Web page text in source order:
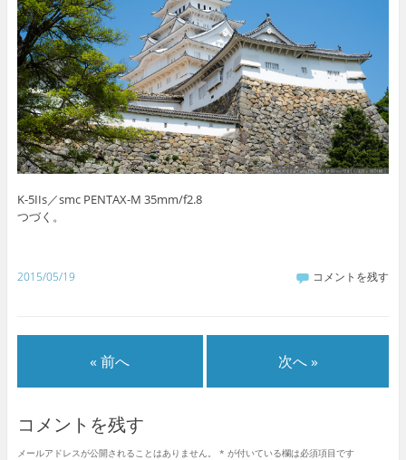
K-5IIs／smc PENTAX-M 35mm/f2.8
つづく。
2015/05/19 コメントを残す
« 前へ 次へ »
コメントを残す
メールアドレスが公開されることはありません。 * が付いている欄は必須項目です